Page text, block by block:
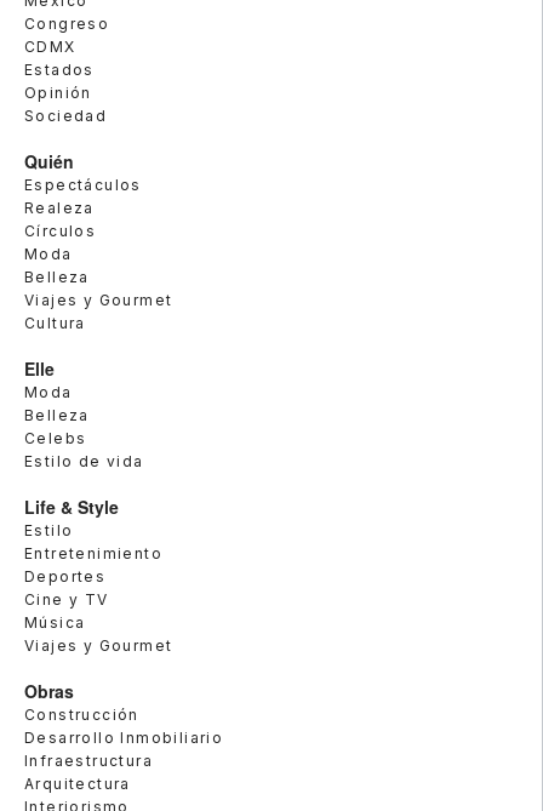
Congreso
CDMX
Estados
Opinión
Sociedad
Quién
Espectáculos
Realeza
Círculos
Moda
Belleza
Viajes y Gourmet
Cultura
Elle
Moda
Belleza
Celebs
Estilo de vida
Life & Style
Estilo
Entretenimiento
Deportes
Cine y TV
Música
Viajes y Gourmet
Obras
Construcción
Desarrollo Inmobiliario
Infraestructura
Arquitectura
Interiorismo